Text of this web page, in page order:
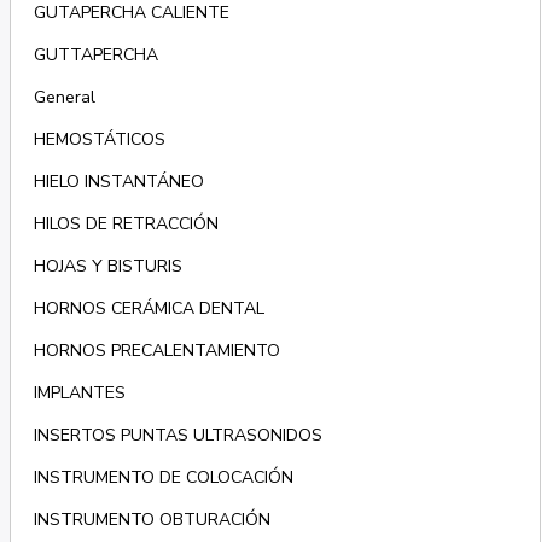
GUTAPERCHA CALIENTE
GUTTAPERCHA
General
HEMOSTÁTICOS
HIELO INSTANTÁNEO
HILOS DE RETRACCIÓN
HOJAS Y BISTURIS
HORNOS CERÁMICA DENTAL
HORNOS PRECALENTAMIENTO
IMPLANTES
INSERTOS PUNTAS ULTRASONIDOS
INSTRUMENTO DE COLOCACIÓN
INSTRUMENTO OBTURACIÓN